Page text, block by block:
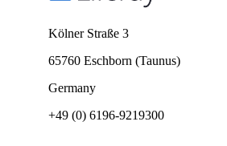
Kölner Straße 3
65760 Eschborn (Taunus)
Germany
+49 (0) 6196-9219300